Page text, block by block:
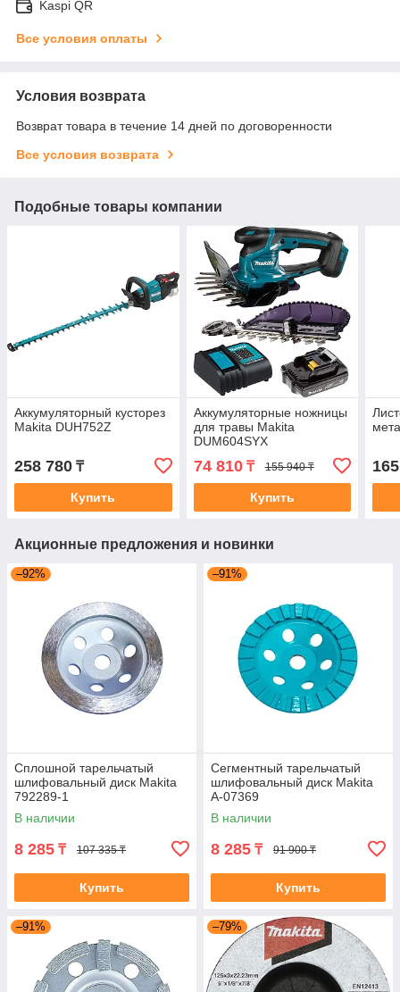
Kaspi QR
Все условия оплаты
Условия возврата
Возврат товара в течение 14 дней по договоренности
Все условия возврата
Подобные товары компании
Аккумуляторный кусторез
Makita DUH752Z
258 780 ₸
Купить
Аккумуляторные ножницы
для травы Makita
DUM604SYX
74 810₸ 155 940 ₸
Купить
Акционные предложения и новинки
–92%
Сплошной тарельчатый
шлифовальный диск Makita
792289-1
В наличии
8 285 ₸ 107 335 ₸
Купить
–91%
Сегментный тарельчатый
шлифовальный диск Makita
A-07369
В наличии
8 285 ₸ 91 900 ₸
Купить
–91% –79%